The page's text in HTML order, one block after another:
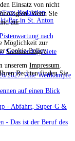
Einsatz von nicht
Wenn Sie
zur
Möglichkeit zur
Cookie-Policy.
unseremImpressum
Rechten finden Sie
Redaktion
Bar in St. Anton
nach
Sommerskigebiete
2027: Alle Wettkämpfe
auf einen Blick
- Abfahrt, Super-G &
- Das ist der Beruf des